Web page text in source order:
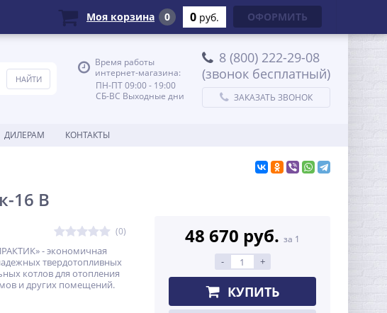
Время работы
интернет-магазина:
ПН-ПТ 09:00 - 19:00
СБ-ВС Выходные дни
8 (800) 222-29-08
(звонок бесплатный)
ЗАКАЗАТЬ ЗВОНОК
ДИЛЕРАМ КОНТАКТЫ
16 В
(0)
- экономичная
твердотопливных
котлов для отопления
и других помещений.
48 670 руб. за 1
- +
КУПИТЬ
Моя корзина 0 0 руб. ОФОРМИТЬ